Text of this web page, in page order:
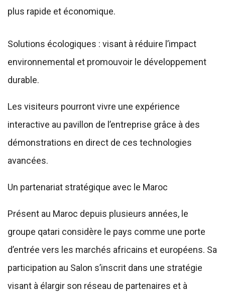
plus rapide et économique.
Solutions écologiques : visant à réduire l’impact
environnemental et promouvoir le développement
durable.
Les visiteurs pourront vivre une expérience
interactive au pavillon de l’entreprise grâce à des
démonstrations en direct de ces technologies
avancées.
Un partenariat stratégique avec le Maroc
Présent au Maroc depuis plusieurs années, le
groupe qatari considère le pays comme une porte
d’entrée vers les marchés africains et européens. Sa
participation au Salon s’inscrit dans une stratégie
visant à élargir son réseau de partenaires et à